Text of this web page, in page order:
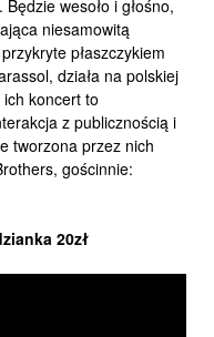
wesoło i głośno,
niesamowitą
płaszczykiem
działa na polskiej
koncert to
z publicznością i
tworzona przez nich
gościnnie:
20zł